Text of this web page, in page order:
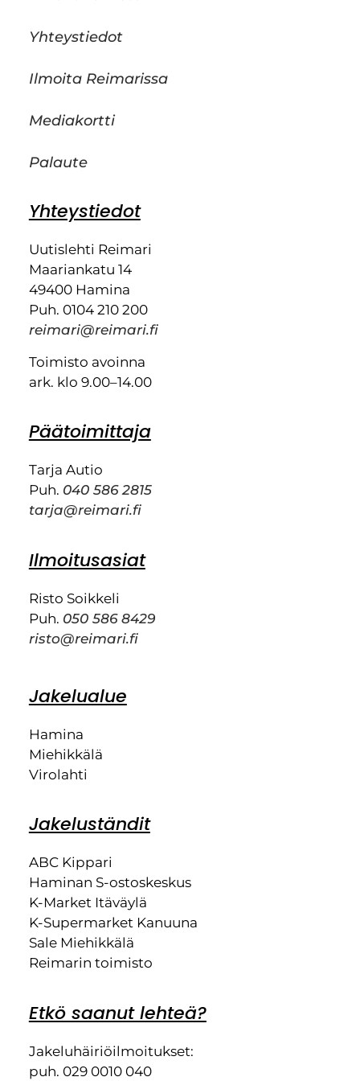
Yhteystiedot
Ilmoita Reimarissa
Mediakortti
Palaute
Yhteystiedot
Uutislehti Reimari
Maariankatu 14
49400 Hamina
Puh. 0104 210 200
reimari@reimari.fi
Toimisto avoinna
ark. klo 9.00–14.00
Päätoimittaja
Tarja Autio
Puh. 040 586 2815
tarja@reimari.fi
Ilmoitusasiat
Risto Soikkeli
Puh. 050 586 8429
risto@reimari.fi
Jakelualue
Hamina
Miehikkälä
Virolahti
Jakeluständit
ABC Kippari
Haminan S-ostoskeskus
K-Market Itäväylä
K-Supermarket Kanuuna
Sale Miehikkälä
Reimarin toimisto
Etkö saanut lehteä?
Jakeluhäiriöilmoitukset:
puh. 029 0010 040